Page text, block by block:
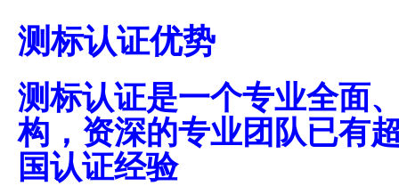
测标认证优势
测标认证是一个专业全面
构，资深的专业团队已有
国认证经验